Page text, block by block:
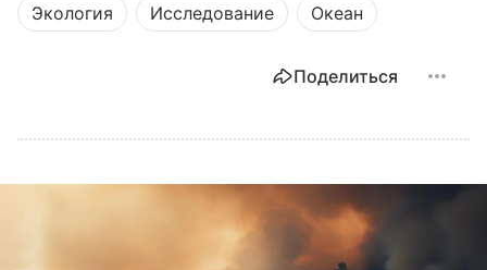
Экология Исследование Океан
Поделиться